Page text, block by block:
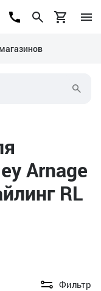
Arnage
RL
Фильтр